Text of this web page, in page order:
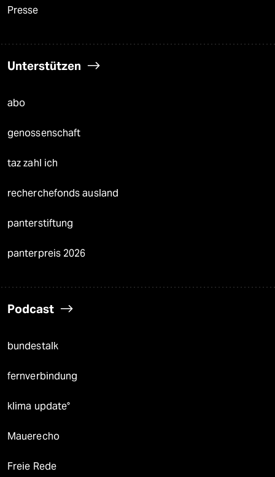
Presse
Unterstützen
abo
genossenschaft
taz zahl ich
recherchefonds ausland
panterstiftung
panterpreis 2026
Podcast
bundestalk
fernverbindung
klima update°
Mauerecho
Freie Rede